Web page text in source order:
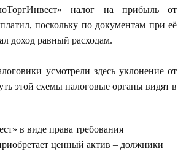
налог на прибыль от
поскольку по документам при её
доход равный расходам.
усмотрели здесь уклонение от
этой схемы налоговые органы видят в
в виде права требования
ценный актив – должники